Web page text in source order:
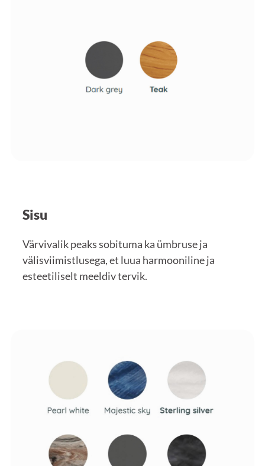
Sisu
Värvivalik peaks sobituma ka ümbruse ja
välisviimistlusega, et luua harmooniline ja
esteetiliselt meeldiv tervik.